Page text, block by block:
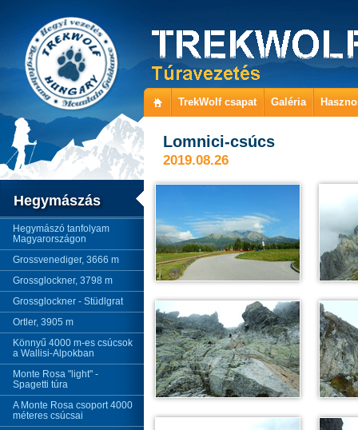
TrekWolf csapat Galéria
Hegymászás
Hegymászó tanfolyam
Magyarországon
Grossvenediger, 3666 m
Grossglockner, 3798 m
Grossglockner - Stüdlgrat
Ortler, 3905 m
Könnyű 4000 m-es csúcsok
a Wallisi-Alpokban
Monte Rosa "light" -
Spagetti túra
A Monte Rosa csoport 4000
méteres csúcsai
Lomnici-csúcs
2019.08.26